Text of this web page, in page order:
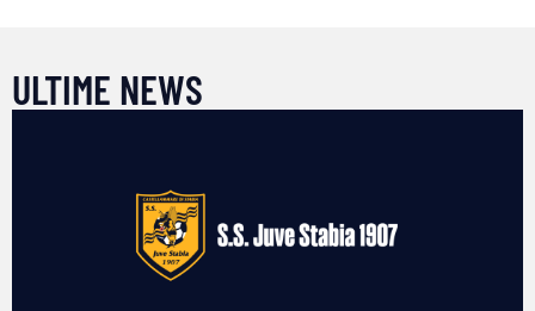
ULTIME NEWS